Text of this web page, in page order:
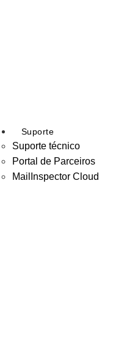
Suporte
Suporte técnico
Portal de Parceiros
MailInspector Cloud